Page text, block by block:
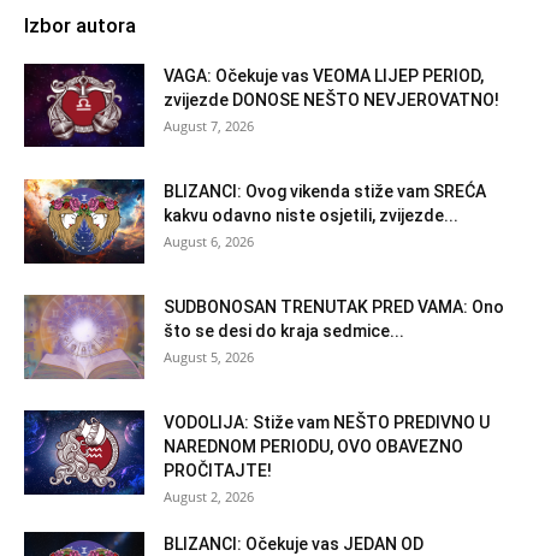
Izbor autora
VAGA: Očekuje vas VEOMA LIJEP PERIOD,
zvijezde DONOSE NEŠTO NEVJEROVATNO!
August 7, 2026
BLIZANCI: Ovog vikenda stiže vam SREĆA
kakvu odavno niste osjetili, zvijezde...
August 6, 2026
SUDBONOSAN TRENUTAK PRED VAMA: Ono
što se desi do kraja sedmice...
August 5, 2026
VODOLIJA: Stiže vam NEŠTO PREDIVNO U
NAREDNOM PERIODU, OVO OBAVEZNO
PROČITAJTE!
August 2, 2026
BLIZANCI: Očekuje vas JEDAN OD